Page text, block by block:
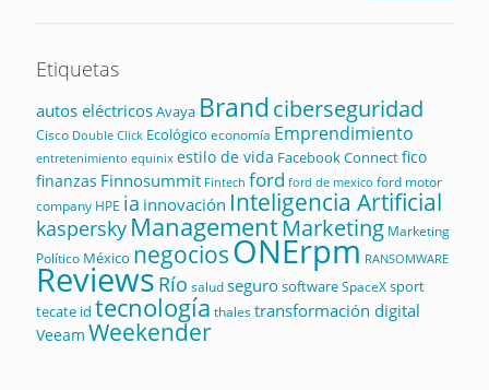
Etiquetas
autos eléctricosAvaya Brandciberseguridad
Cisco Double Click Ecológico economía Emprendimiento
entretenimiento equinix estilo de vida Facebook Connectfico
finanzas Finnosummit Fintech ford ford de mexico ford motor
company HPE ia innovación Inteligencia Artificial
kaspersky ManagementMarketing Marketing
Político México negociosONErpm RANSOMWARE
Reviews Río saludsegurosoftwareSpaceXsport
tecate id tecnología thalestransformación digital
Veeam Weekender